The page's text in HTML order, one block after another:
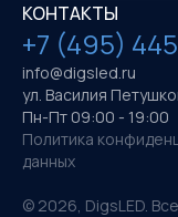
КОНТАКТЫ
+7 (495)
info@digsled.ru
ул. Василия
Пн-Пт 09:00 - 19:00
Политика
данных
© 2026, DigsLED.